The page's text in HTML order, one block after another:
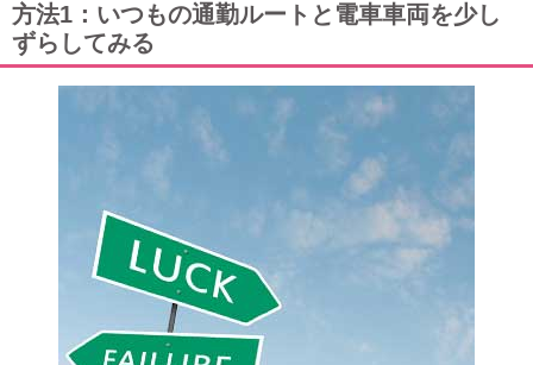
方法1：いつもの通勤ルートと電車車両を少し
ずらしてみる